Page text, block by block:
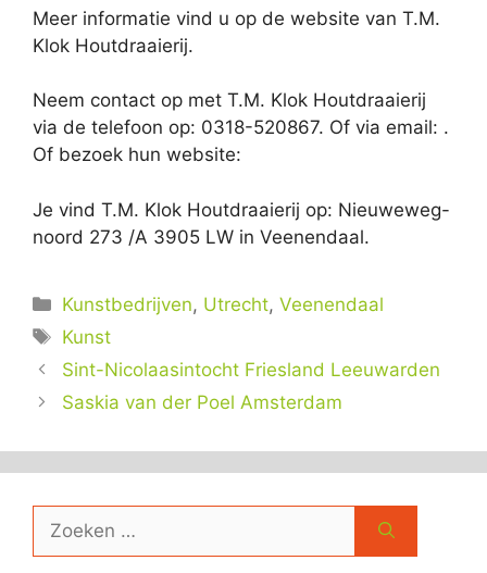
Meer informatie vind u op de website van T.M.
Klok Houtdraaierij.
Neem contact op met T.M. Klok Houtdraaierij
via de telefoon op: 0318-520867. Of via email: .
Of bezoek hun website:
Je vind T.M. Klok Houtdraaierij op: Nieuweweg-
noord 273 /A 3905 LW in Veenendaal.
Categorieën
Kunstbedrijven, Utrecht,Veenendaal
Tags
Kunst
Sint-Nicolaasintocht Friesland Leeuwarden
Saskia van der Poel Amsterdam
naar: